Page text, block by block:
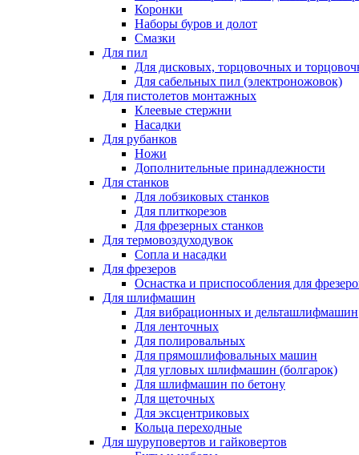
Коронки
Наборы буров и долот
Смазки
Для пил
Для дисковых, торцовочных и
Для сабельных пил (электроножовок)
Для пистолетов монтажных
Клеевые стержни
Насадки
Для рубанков
Ножи
Дополнительные принадлежности
Для станков
Для лобзиковых станков
Для плиткорезов
Для фрезерных станков
Для термовоздуходувок
Сопла и насадки
Для фрезеров
Оснастка и приспособления для
Для шлифмашин
Для вибрационных и дельташлифмашин
Для ленточных
Для полировальных
Для прямошлифовальных машин
Для угловых шлифмашин (болгарок)
Для шлифмашин по бетону
Для щеточных
Для эксцентриковых
Кольца переходные
Для шуруповертов и гайковертов